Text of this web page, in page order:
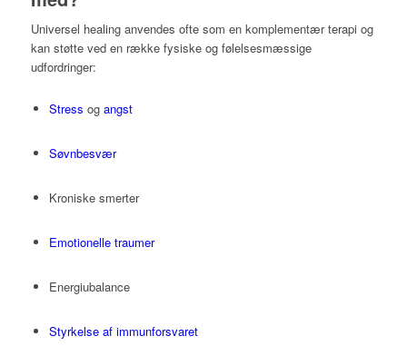
Universel healing anvendes ofte som en komplementær terapi og
kan støtte ved en række fysiske og følelsesmæssige
udfordringer:
Stress og angst
Søvnbesvær
Kroniske smerter
Emotionelle traumer
Energiubalance
Styrkelse af immunforsvaret